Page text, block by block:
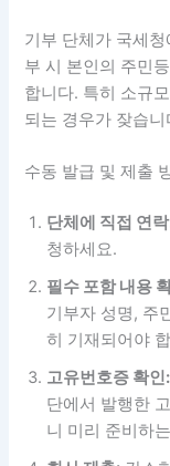
기부 단체가 국세
부 시 본인의 주민
합니다. 특히 소규
되는 경우가 잦습니
수동 발급 및 제출
단체에 직접 연
청하세요.
필수 포함 내용
기부자 성명, 주
히 기재되어야
고유번호증 확인:
단에서 발행한
니 미리 준비하